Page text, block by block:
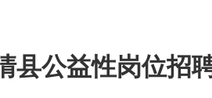
县公益性岗位招